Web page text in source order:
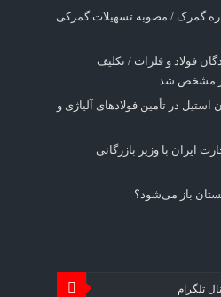
گمرک / مصوبه تسهیلات گمرکی
فولاد و فلزات / تکلیف
در تأمین فولادهای آلیاژی و
ایران با وزیر بازرگانی
باز می‌شود؟
تلگرام